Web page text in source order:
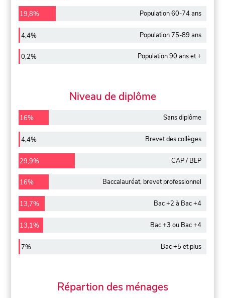
19,8% Population 60-74 ans
4,4% Population 75-89 ans
0,2% Population 90 ans et +
Niveau de diplôme
16% Sans diplôme
4,4% Brevet des collèges
29,9% CAP / BEP
16% Baccalauréat, brevet professionnel
13,7% Bac +2 à Bac +4
13,1% Bac +3 ou Bac +4
7% Bac +5 et plus
Répartion des ménages